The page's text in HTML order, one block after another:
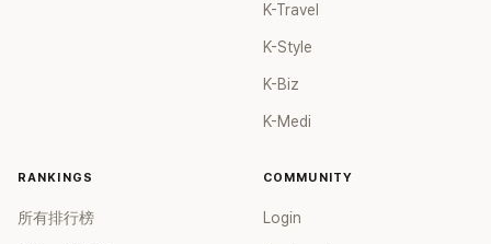
K-Travel
K-Style
K-Biz
K-Medi
RANKINGS
所有排行榜
COMMUNITY
Login